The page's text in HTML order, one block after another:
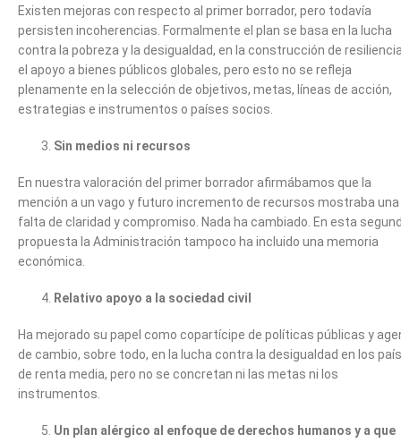
Existen mejoras con respecto al primer borrador, pero todavía
persisten incoherencias. Formalmente el plan se basa en la lucha
contra la pobreza y la desigualdad, en la construcción de
el apoyo a bienes públicos globales, pero esto no se refleja
plenamente en la selección de objetivos, metas, líneas de acción,
estrategias e instrumentos o países socios.
Sin medios ni recursos
En nuestra valoración del primer borrador afirmábamos que la
mención a un vago y futuro incremento de recursos mostraba una
falta de claridad y compromiso. Nada ha cambiado. En esta
propuesta la Administración tampoco ha incluido una memoria
económica.
Relativo apoyo a la sociedad civil
Ha mejorado su papel como copartícipe de políticas públicas y
de cambio, sobre todo, en la lucha contra la desigualdad en los
de renta media, pero no se concretan ni las metas ni los
instrumentos.
Un plan alérgico al enfoque de derechos humanos y a que